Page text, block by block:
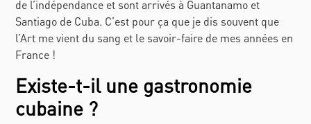
de l’indépendance et sont arrivés à Guantanamo et
Santiago de Cuba. C’est pour ça que je dis souvent que
l’Art me vient du sang et le savoir-faire de mes années en
France !
Existe-t-il une gastronomie
cubaine ?